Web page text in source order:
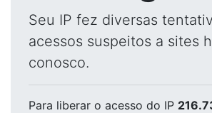
Seu IP fez diversas
acessos suspeitos a sites
conosco.
Para liberar o acesso do IP